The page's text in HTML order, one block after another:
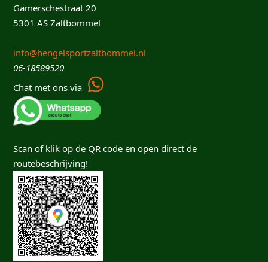
Gamerschestraat 20
5301 AS Zaltbommel
info@hengelsportzaltbommel.nl
06-18589520
Chat met ons via
Scan of klik op de QR code en open direct de
routebeschrijving!